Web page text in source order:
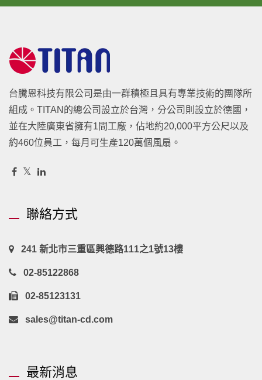
台騰恩科技有限公司是由一群積極且具有專業技術的團隊所
組成。TITAN的總公司設立於台灣，分公司則設立於德國，
並在大陸廣東省擁有1間工廠，佔地約20,000平方公尺以及
約460位員工，每月可生產120萬個風扇。
聯絡方式
241 新北市三重區興德路111之1號13樓
02-85122868
02-85123131
sales@titan-cd.com
最新消息